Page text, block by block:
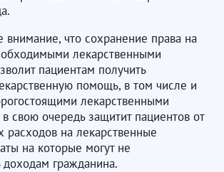
что сохранение права на
лекарственными
пациентам получить
помощь, в том числе и
лекарственными
свою очередь защитит пациентов от
расходов на лекарственные
на которые могут не
доходам гражданина.